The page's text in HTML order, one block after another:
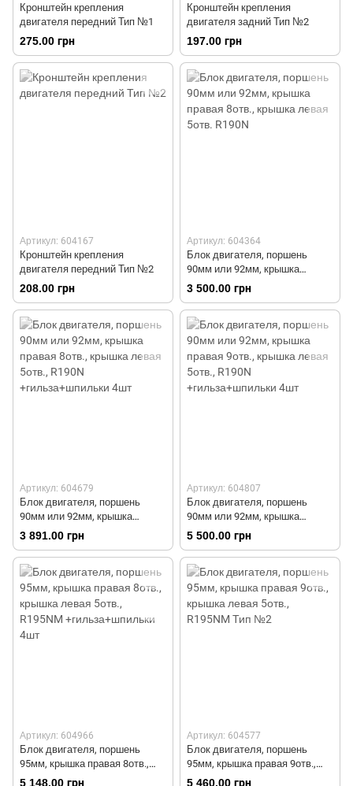
Кронштейн крепления
двигателя передний Тип №1
275.00 грн
Кронштейн крепления
двигателя задний Тип №2
197.00 грн
Артикул: 604167
Кронштейн крепления
двигателя передний Тип №2
208.00 грн
Артикул: 604364
Блок двигателя, поршень
90мм или 92мм, крышка
правая 8отв., крышка левая
5отв. R190N
3 500.00 грн
Артикул: 604679
Блок двигателя, поршень
90мм или 92мм, крышка
правая 8отв., крышка левая
5отв., R190N +гильза+шпильки
4шт
3 891.00 грн
Артикул: 604807
Блок двигателя, поршень
90мм или 92мм, крышка
правая 9отв., крышка левая
5отв., R190N +гильза+шпильки
4шт
5 500.00 грн
Артикул: 604966
Блок двигателя, поршень
95мм, крышка правая 8отв.,
крышка левая 5отв., R195NM
5 148.00 грн
Артикул: 604577
Блок двигателя, поршень
95мм, крышка правая 9отв.,
крышка левая 5отв., R195NM
5 460.00 грн